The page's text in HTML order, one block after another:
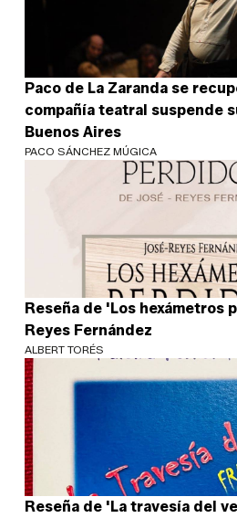
Reseña de 'Los hexámetros
Reyes Fernández
Reseña de 'La travesía del
Paloma Fernández Gomá
ALBERT TORÉS
No